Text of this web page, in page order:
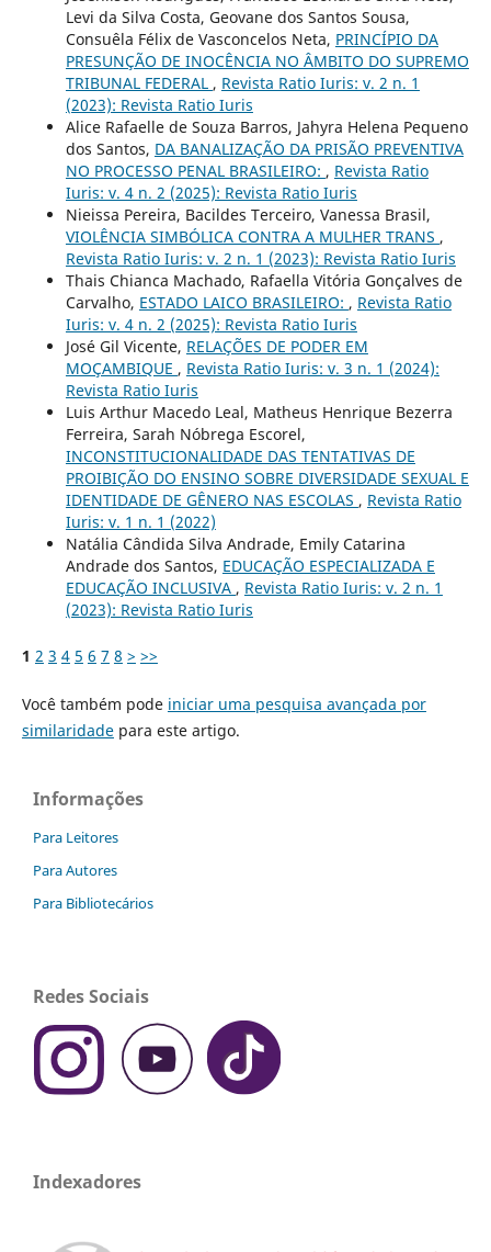
Levi da Silva Costa, Geovane dos Santos Sousa,
Consuêla Félix de Vasconcelos Neta, PRINCÍPIO DA
PRESUNÇÃO DE INOCÊNCIA NO ÂMBITO DO SUPREMO
TRIBUNAL FEDERAL , Revista Ratio Iuris: v. 2 n. 1
(2023): Revista Ratio Iuris
Alice Rafaelle de Souza Barros, Jahyra Helena Pequeno
dos Santos, DA BANALIZAÇÃO DA PRISÃO PREVENTIVA
NO PROCESSO PENAL BRASILEIRO: , Revista Ratio
Iuris: v. 4 n. 2 (2025): Revista Ratio Iuris
Nieissa Pereira, Bacildes Terceiro, Vanessa Brasil,
VIOLÊNCIA SIMBÓLICA CONTRA A MULHER TRANS ,
Revista Ratio Iuris: v. 2 n. 1 (2023): Revista Ratio Iuris
Thais Chianca Machado, Rafaella Vitória Gonçalves de
Carvalho, ESTADO LAICO BRASILEIRO: , Revista Ratio
Iuris: v. 4 n. 2 (2025): Revista Ratio Iuris
José Gil Vicente, RELAÇÕES DE PODER EM
MOÇAMBIQUE , Revista Ratio Iuris: v. 3 n. 1 (2024):
Revista Ratio Iuris
Luis Arthur Macedo Leal, Matheus Henrique Bezerra
Ferreira, Sarah Nóbrega Escorel,
INCONSTITUCIONALIDADE DAS TENTATIVAS DE
PROIBIÇÃO DO ENSINO SOBRE DIVERSIDADE SEXUAL E
IDENTIDADE DE GÊNERO NAS ESCOLAS , Revista Ratio
Iuris: v. 1 n. 1 (2022)
Natália Cândida Silva Andrade, Emily Catarina
Andrade dos Santos, EDUCAÇÃO ESPECIALIZADA E
EDUCAÇÃO INCLUSIVA , Revista Ratio Iuris: v. 2 n. 1
(2023): Revista Ratio Iuris
1 2 3 4 5 6 7 8 > >>
Você também pode iniciar uma pesquisa avançada por
similaridadepara este artigo.
Informações
Para Leitores
Para Autores
Para Bibliotecários
Redes Sociais
Indexadores